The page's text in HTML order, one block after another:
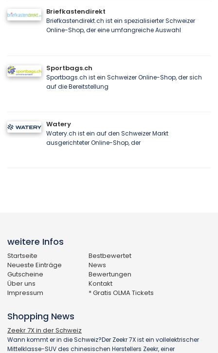
Briefkastendirekt
Briefkastendirekt.ch ist ein spezialisierter Schweizer
Online-Shop, der eine umfangreiche Auswahl
Sportbags.ch
Sportbags.ch ist ein Schweizer Online-Shop, der sich
auf die Bereitstellung
Watery
Watery.ch ist ein auf den Schweizer Markt
ausgerichteter Online-Shop, der
weitere Infos
Startseite
Bestbewertet
Neueste Einträge
News
Gutscheine
Bewertungen
Über uns
Kontakt
Impressum
* Gratis OLMA Tickets
Shopping News
Zeekr 7X in der Schweiz
Wann kommt er in die Schweiz?Der Zeekr 7X ist ein vollelektrischer
Mittelklasse-SUV des chinesischen Herstellers Zeekr, einer